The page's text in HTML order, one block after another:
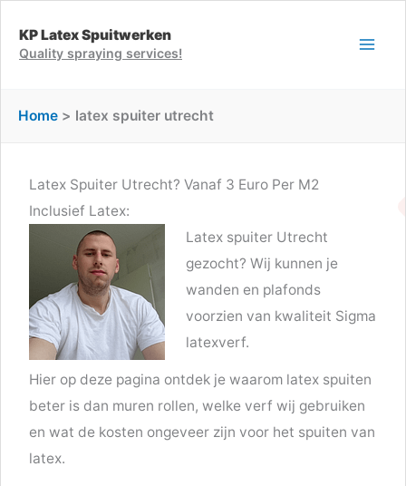
naarKP Latex Spuitwerken
Quality spraying services!
Home latex spuiter utrecht
Latex Spuiter Utrecht? Vanaf 3 Euro Per M2
Inclusief Latex:
Latex spuiter Utrecht
gezocht? Wij kunnen je
wanden en plafonds
voorzien van kwaliteit Sigma
latexverf.
Hier op deze pagina ontdek je waarom latex spuiten
beter is dan muren rollen, welke verf wij gebruiken
en wat de kosten ongeveer zijn voor het spuiten van
latex.